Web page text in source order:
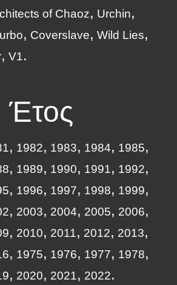
of Chaoz
Urchin
Coverslave
Wild Lies
V1
Έτος
1982 1983 1984
1985
1989 1990 1991
1992
1996 1997 1998
1999
2003 2004 2005
2006
2010 2011 2012
2013
1975 1976 1977
1978
2020 2021 2022